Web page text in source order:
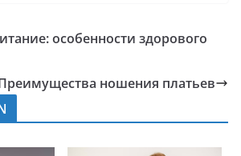
особенности здорового
ношения платьев